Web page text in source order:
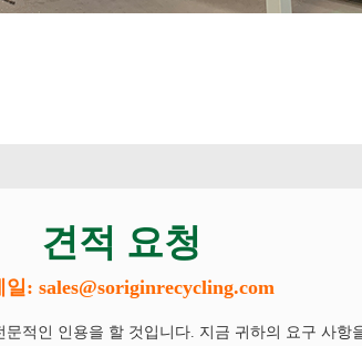
견적 요청
일: sales@soriginrecycling.com
적인 인용을 할 것입니다. 지금 귀하의 요구 사항